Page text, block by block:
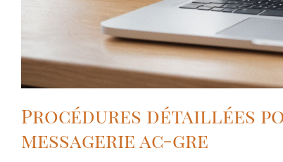
Procédures détaillées
messagerie ac-gre